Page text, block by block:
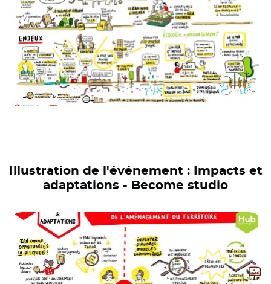
Illustration de l'événement : Impacts et
adaptations - Become studio